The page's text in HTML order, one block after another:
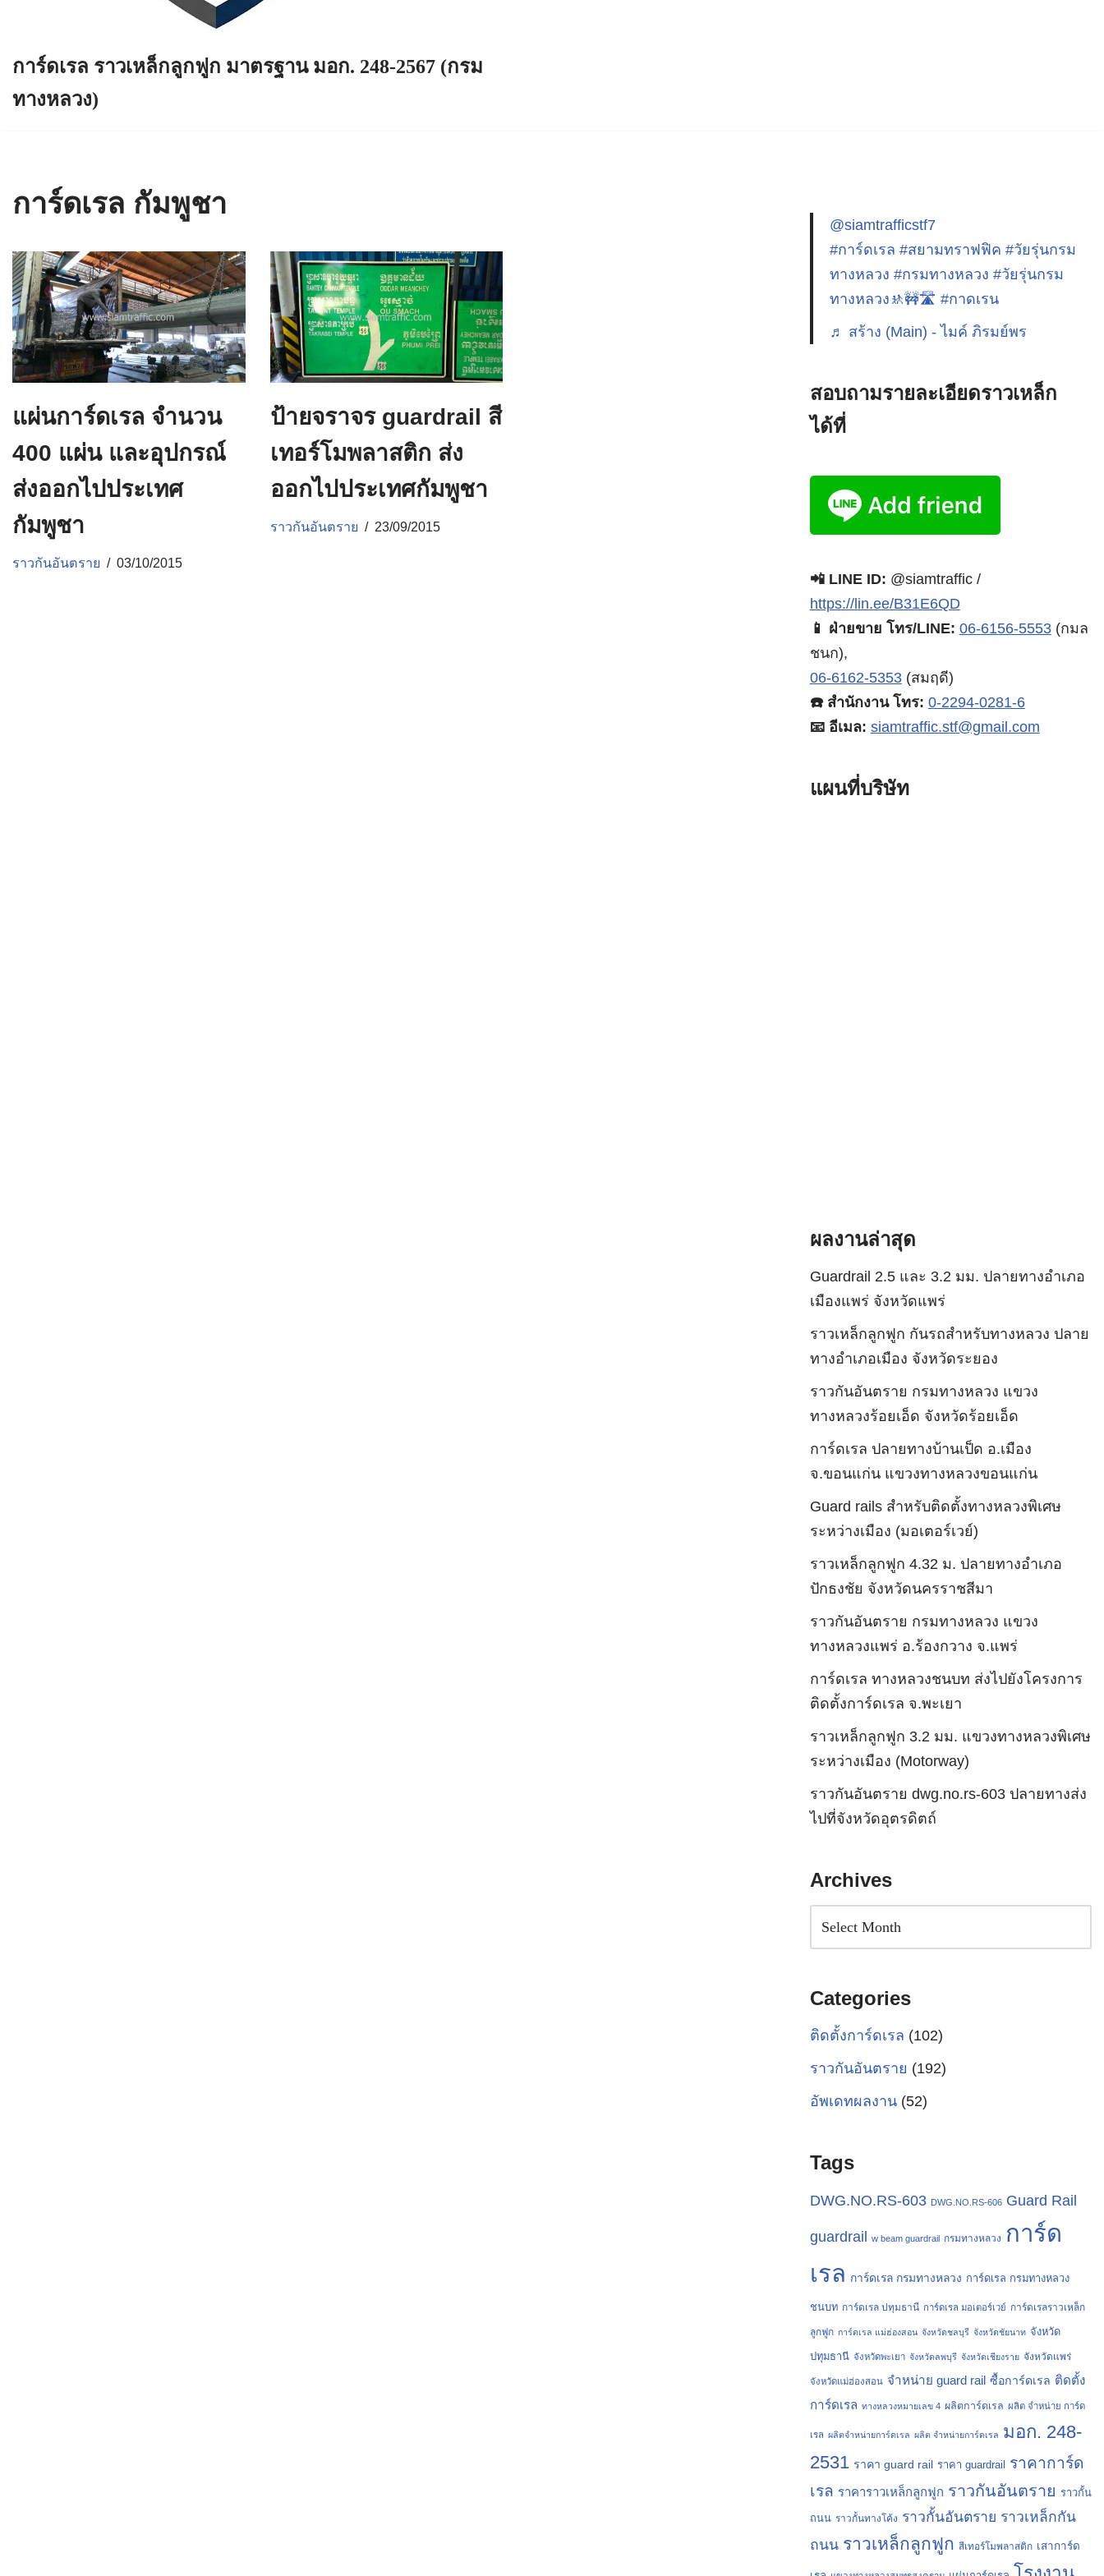
การ์ดเรล ราวเหล็กลูกฟูก มาตรฐาน มอก. 248-2567 (กรม
ทางหลวง)
การ์ดเรล กัมพูชา
แผ่นการ์ดเรล จำนวน
400 แผ่น และอุปกรณ์
ส่งออกไปประเทศ
กัมพูชา
ราวกันอันตราย 03/10/2015
ป้ายจราจร guardrail สี
เทอร์โมพลาสติก ส่ง
ออกไปประเทศกัมพูชา
ราวกันอันตราย 23/09/2015
@siamtrafficstf7
#การ์ดเรล #สยามทราฟฟิค #วัยรุ่นกรม
ทางหลวง #กรมทางหลวง #วัยรุ่นกรม
ทางหลวง🚸🚧🛣️ #กาดเรน
♬ สร้าง (Main) - ไมค์ ภิรมย์พร
สอบถามรายละเอียดราวเหล็ก
ได้ที่
📲 LINE ID: @siamtraffic /
https://lin.ee/B31E6QD
📱 ฝ่ายขาย โทร/LINE: 06-6156-5553(กมล
ชนก),
06-6162-5353(สมฤดี)
☎️ สำนักงาน โทร: 0-2294-0281-6
📧 อีเมล: siamtraffic.stf@gmail.com
แผนที่บริษัท
ผลงานล่าสุด
Guardrail 2.5 และ 3.2 มม. ปลายทางอำเภอ
เมืองแพร่ จังหวัดแพร่
ราวเหล็กลูกฟูก กันรถสําหรับทางหลวง ปลาย
ทางอำเภอเมือง จังหวัดระยอง
ราวกันอันตราย กรมทางหลวง แขวง
ทางหลวงร้อยเอ็ด จังหวัดร้อยเอ็ด
การ์ดเรล ปลายทางบ้านเป็ด อ.เมือง
จ.ขอนแก่น แขวงทางหลวงขอนแก่น
Guard rails สำหรับติดตั้งทางหลวงพิเศษ
ระหว่างเมือง (มอเตอร์เวย์)
ราวเหล็กลูกฟูก 4.32 ม. ปลายทางอำเภอ
ปักธงชัย จังหวัดนครราชสีมา
ราวกันอันตราย กรมทางหลวง แขวง
ทางหลวงแพร่ อ.ร้องกวาง จ.แพร่
การ์ดเรล ทางหลวงชนบท ส่งไปยังโครงการ
ติดตั้งการ์ดเรล จ.พะเยา
ราวเหล็กลูกฟูก 3.2 มม. แขวงทางหลวงพิเศษ
ระหว่างเมือง (Motorway)
ราวกันอันตราย dwg.no.rs-603 ปลายทางส่ง
ไปที่จังหวัดอุตรดิตถ์
Archives
Categories
ติดตั้งการ์ดเรล (102)
ราวกันอันตราย (192)
อัพเดทผลงาน(52)
Tags
DWG.NO.RS-603 DWG.NO.RS-606 Guard Rail
guardrail w beam guardrail กรมทางหลวง การ์ด
เรล การ์ดเรล กรมทางหลวง การ์ดเรล กรมทางหลวง
ชนบท การ์ดเรล ปทุมธานี การ์ดเรล มอเตอร์เวย์ การ์ดเรลราวเหล็ก
ลูกฟูก การ์ดเรล แม่ฮ่องสอน จังหวัดชลบุรี จังหวัดชัยนาท จังหวัด
ปทุมธานี จังหวัดพะเยา จังหวัดลพบุรี จังหวัดเชียงราย จังหวัดแพร่
จังหวัดแม่ฮ่องสอน จำหน่าย guard rail ซื้อการ์ดเรล ติดตั้ง
การ์ดเรล ทางหลวงหมายเลข 4 ผลิตการ์ดเรล ผลิต จำหน่าย การ์ด
เรล ผลิตจำหน่ายการ์ดเรล ผลิต จำหน่ายการ์ดเรล มอก. 248-
2531 ราคา guard rail ราคา guardrail
ราคาการ์ด
เรล ราคาราวเหล็กลูกฟูก ราวกันอันตราย ราวกั้น
ถนน ราวกั้นทางโค้ง ราวกั้นอันตราย ราวเหล็กกัน
ถนน ราวเหล็กลูกฟูก สีเทอร์โมพลาสติก เสาการ์ด